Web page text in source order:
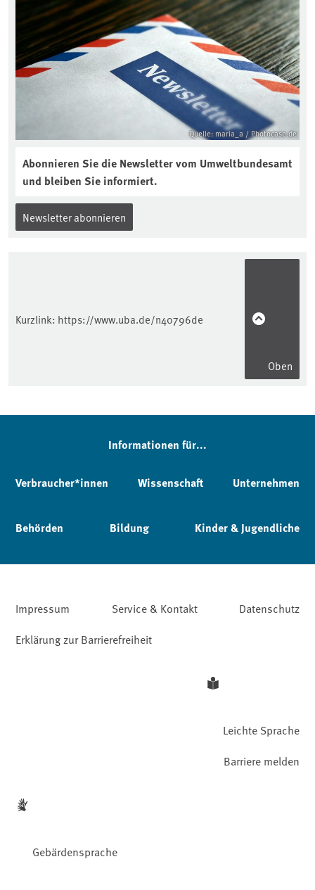
Quelle: maria_a / Photocase.de
Abonnieren Sie die Newsletter vom Umweltbundesamt
und bleiben Sie informiert.
Newsletter abonnieren
Kurzlink: https://www.uba.de/n40796de
Oben
Informationen für...
Verbraucher*innen Wissenschaft Unternehmen
Behörden Bildung Kinder & Jugendliche
Impressum Service & Kontakt
Datenschutz
Erklärung zur Barrierefreiheit
Leichte Sprache
Gebärdensprache
Barriere melden